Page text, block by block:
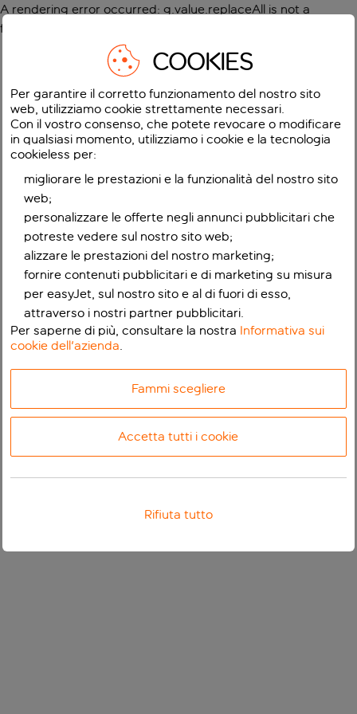
A rendering error occurred: g.value.replaceAll is not a
function
COOKIES
Per garantire il corretto funzionamento del nostro sito
web, utilizziamo cookie strettamente necessari.
Con il vostro consenso, che potete revocare o modificare
in qualsiasi momento, utilizziamo i cookie e la tecnologia
cookieless per:
migliorare le prestazioni e la funzionalità del nostro sito
web;
personalizzare le offerte negli annunci pubblicitari che
potreste vedere sul nostro sito web;
alizzare le prestazioni del nostro marketing;
fornire contenuti pubblicitari e di marketing su misura
per easyJet, sul nostro sito e al di fuori di esso,
attraverso i nostri partner pubblicitari.
Per saperne di più, consultare la nostra Informativa sui
cookie dell'azienda.
Fammi scegliere
Accetta tutti i cookie
Rifiuta tutto